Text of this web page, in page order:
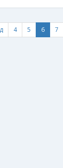
4 5 6 7